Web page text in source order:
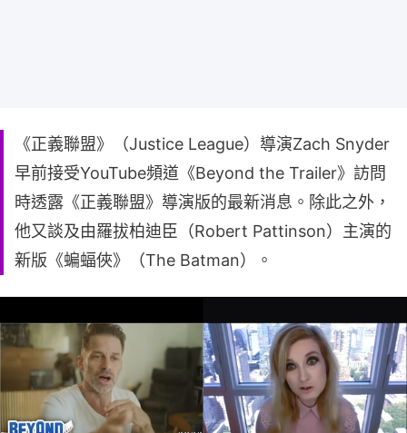
《正義聯盟》（Justice League）導演Zach Snyder
早前接受YouTube頻道《Beyond the Trailer》訪問
時透露《正義聯盟》導演版的最新消息。除此之外，
他又談及由羅拔柏迪臣（Robert Pattinson）主演的
新版《蝙蝠俠》（The Batman）。